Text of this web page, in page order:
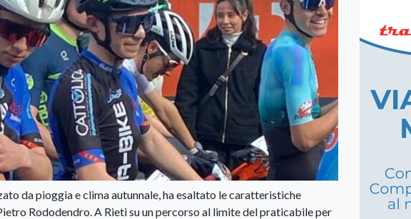
da pioggia e clima autunnale, ha esaltato le caratteristiche
Rododendro. A Rieti su un percorso al limite del praticabile per